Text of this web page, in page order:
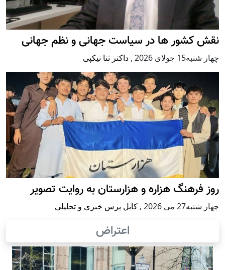
نقش کشور ها در سیاست جهانی و نظم جهانی
چهار شنبه15 جولای 2026 , داکتر ثنا نیکپی
روز فرهنگ هزاره و هزارستان به روایت تصویر
چهار شنبه27 می 2026 , کابل پرس خبری و تحلیلی
اعتراض